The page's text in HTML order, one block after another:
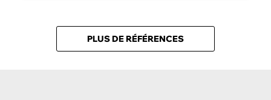
PLUS DE RÉFÉRENCES